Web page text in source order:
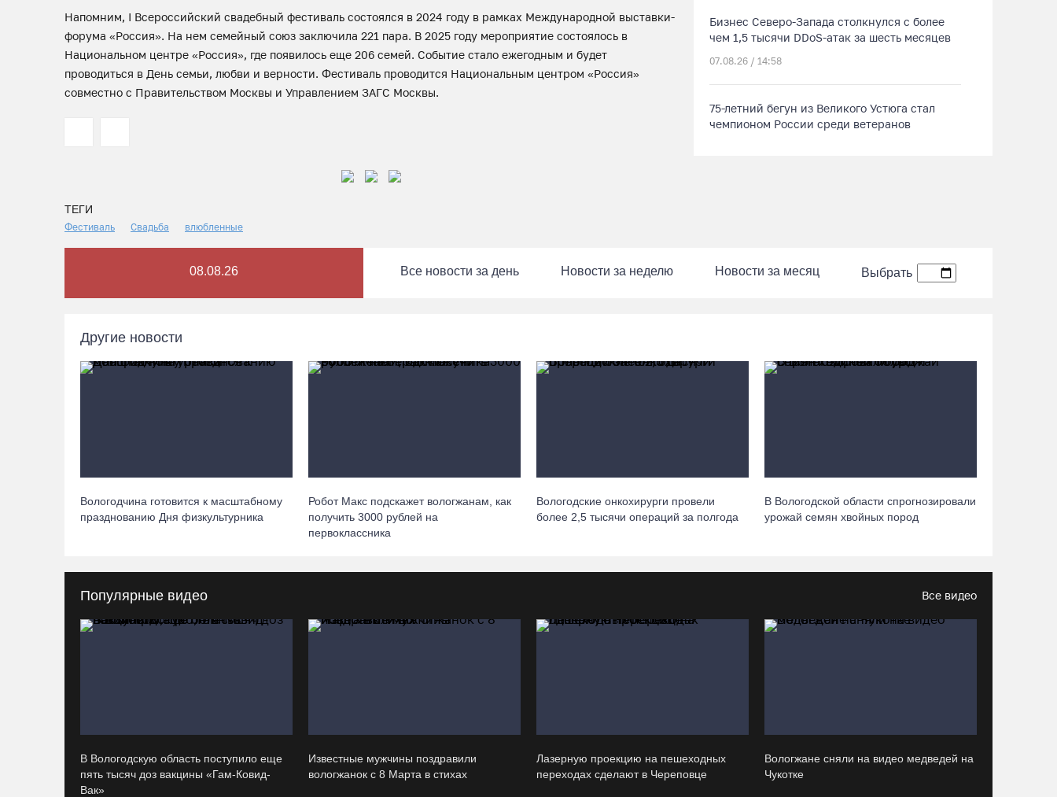
Напомним, I Всероссийский свадебный фестиваль состоялся в 2024 году в рамках Международной выставки-
форума «Россия». На нем семейный союз заключила 221 пара. В 2025 году мероприятие состоялось в
Национальном центре «Россия», где появилось еще 206 семей. Событие стало ежегодным и будет
проводиться в День семьи, любви и верности. Фестиваль проводится Национальным центром «Россия»
совместно с Правительством Москвы и Управлением ЗАГС Москвы. ​
ТЕГИ
Фестиваль Свадьба влюбленные
Бизнес Северо-Запада столкнулся с более
чем 1,5 тысячи DDoS-атак за шесть месяцев
07.08.26 / 14:58
75-летний бегун из Великого Устюга стал
чемпионом России среди ветеранов
пассажира
07.08.26 / 13:39
Кириллов станет новой столицей
07.08.26 / 13:36
Череповецкая пенсионерка продала
украшения и лишилась более полумиллиона
08.08.26 Все новости за день Новости за неделю Новости за месяц Выбрать
Другие новости
Вологодчина готовится к масштабному
празднованию Дня физкультурника
Робот Макс подскажет вологжанам, как
получить 3000 рублей на
первоклассника
Вологодские онкохирурги провели
более 2,5 тыcячи операций за полгода
В Вологодской области спрогнозировали
урожай семян хвойных пород
Популярные видео Все видео
В Вологодскую область поступило еще
пять тысяч доз вакцины «Гам-Ковид-
Вак»
Известные мужчины поздравили
вологжанок с 8 Марта в стихах
Лазерную проекцию на пешеходных
переходах сделают в Череповце
Вологжане сняли на видео медведей на
Чукотке